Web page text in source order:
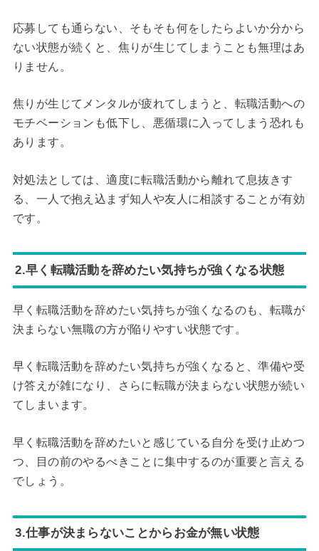
応募しても通らない、そもそも何をしたらよいか分から
ない状態が続くと、焦りが生じてしまうことも無理はあ
りません。
焦りが生じてメンタルが疲れてしまうと、転職活動への
モチベーションも低下し、悪循環に入ってしまう恐れも
あります。
対処法としては、適度に転職活動から離れて息抜きす
る、一人で抱え込まず知人や友人に相談することが有効
です。
2.早く転職活動を辞めたい気持ちが強くなる状態
早く転職活動を辞めたい気持ちが強くなるのも、転職が
決まらない無職の方が陥りやすい状態です。
早く転職活動を辞めたい気持ちが強くなると、準備や受
け答えが雑になり、さらに転職が決まらない状態が続い
てしまいます。
早く転職活動を辞めたいと感じている自分を受け止めつ
つ、目の前のやるべきことに集中するのが重要と言える
でしょう。
3.仕事が決まらないことからお金が無い状態